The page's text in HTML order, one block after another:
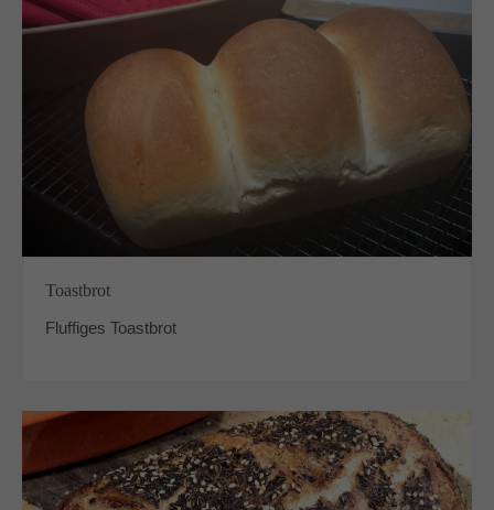
Toastbrot
Fluffiges Toastbrot